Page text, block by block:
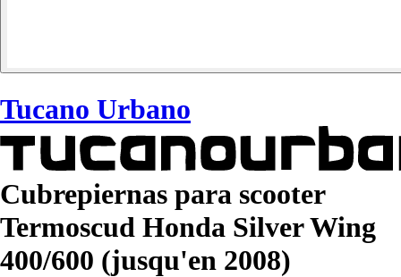
Tucano Urbano
Cubrepiernas para scooter
Termoscud Honda Silver Wing
400/600 (jusqu'en 2008)